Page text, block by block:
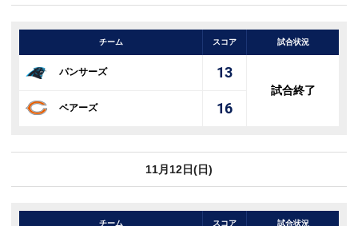
チーム スコア 試合状況
パンサーズ 13
試合終了
ベアーズ 16
11月12日(日)
チーム スコア 試合状況